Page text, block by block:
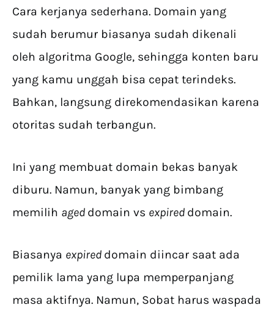
Cara kerjanya sederhana. Domain yang
sudah berumur biasanya sudah dikenali
oleh algoritma Google, sehingga konten baru
yang kamu unggah bisa cepat terindeks.
Bahkan, langsung direkomendasikan karena
otoritas sudah terbangun.
Ini yang membuat domain bekas banyak
diburu. Namun, banyak yang bimbang
memilih aged domain vs expired domain.
Biasanya expired domain diincar saat ada
pemilik lama yang lupa memperpanjang
masa aktifnya. Namun, Sobat harus waspada